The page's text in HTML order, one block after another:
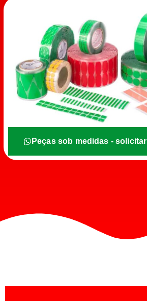
Peças sob medidas - solicitar